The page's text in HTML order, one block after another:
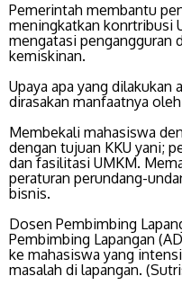
Pemerintah membantu
meningkatkan konrtribusi
mengatasi pengangguran
kemiskinan.
Upaya apa yang dilakukan
dirasakan manfaatnya
Membekali mahasiswa
dengan tujuan KKU yani;
dan fasilitasi UMKM.
peraturan perundang-
bisnis.
Dosen Pembimbing
Pembimbing Lapangan
ke mahasiswa yang
masalah di lapangan.